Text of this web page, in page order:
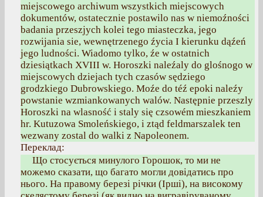
miejscowego archiwum wszystkich miejscowych
dokumentów, ostatecznie postawilo nas w niemoźności
badania przeszjych kolei tego miasteczka, jego
rozwijania sie, wewnętrzenego źycia I kierunku dąźeń
jego ludności. Wiadomo tylko, źe w ostatnich
dziesiątkach XVIII w. Horoszki naleźaly do glośnogo w
miejscowych dziejach tych czasów sędziego
grodzkiego Dubrowskiego. Moźe do téź epoki naleźy
powstanie wzmiankowanych walów. Następnie przeszly
Horoszki na wlasność i staly się czsowém mieszkaniem
hr. Kutuzowa Smoleńskiego, i ztąd feldmarszalek ten
wezwany zostal do walki z Napoleonem.
Переклад:
Що стосується минулого Горошок, то ми не
можемо сказати, що багато могли довідатись про
нього. На правому березі річки (Ірші), на високому